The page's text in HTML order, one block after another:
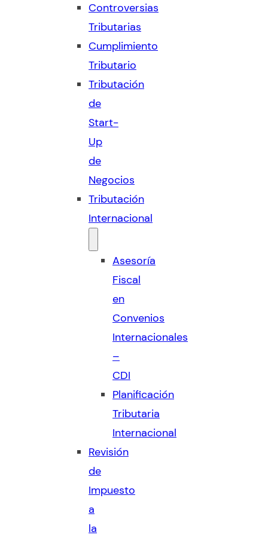
Controversias
Tributarias
Cumplimiento
Tributario
Tributación
de
Start-
Up
de
Negocios
Tributación
Internacional
Asesoría
Fiscal
en
Convenios
Internacionales
–
CDI
Planificación
Tributaria
Internacional
Revisión
de
Impuesto
a
la